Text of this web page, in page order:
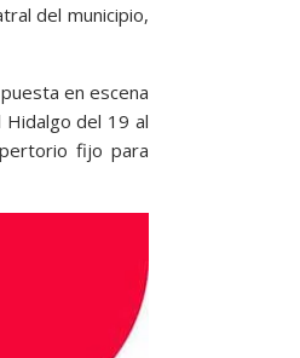
del municipio,
en escena
Hidalgo del 19 al
fijo para